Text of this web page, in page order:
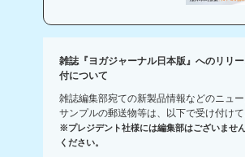
雑誌『ヨガジャーナル日本版』へのリリ
付について
雑誌編集部宛ての新製品情報などのニュー
サンプルの郵送物等は、以下で受け付けて
※プレジデント社様には編集部はございませ
ください。